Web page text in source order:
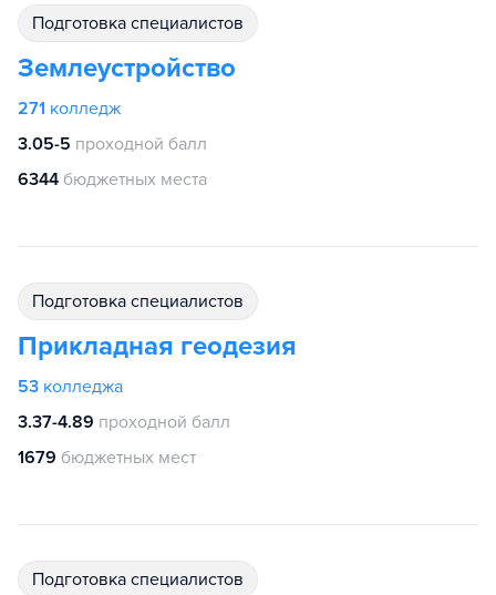
подготовка специалистов
Землеустройство
271 колледж
3.05-5 проходной балл
6344 бюджетных места
подготовка специалистов
Прикладная геодезия
53 колледжа
3.37-4.89 проходной балл
1679 бюджетных мест
подготовка специалистов